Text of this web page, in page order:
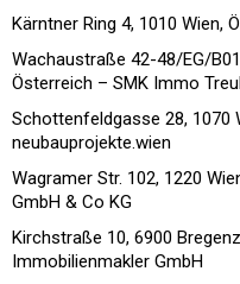
Kärntner Ring 4, 1010 Wien,
Wachaustraße 42-48/EG/
Österreich – SMK Immo
Schottenfeldgasse 28, 1070
neubauprojekte.wien
Wagramer Str. 102, 1220
GmbH & Co KG
Kirchstraße 10, 6900
Immobilienmakler GmbH